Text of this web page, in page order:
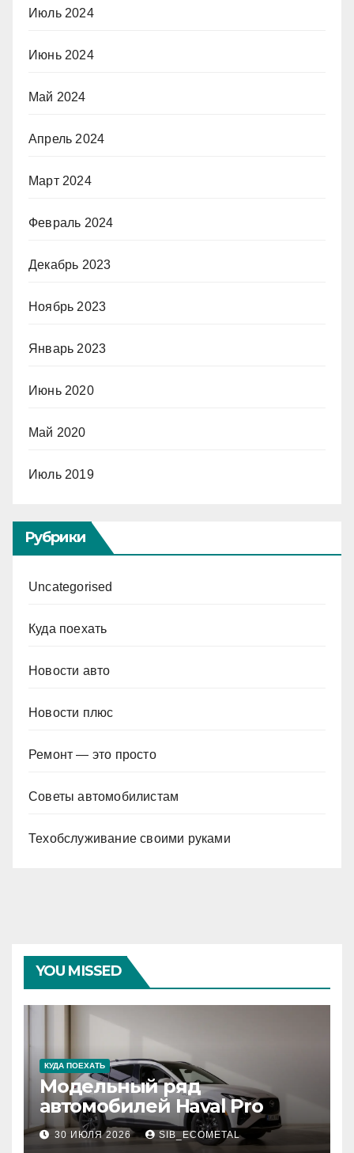
Июль 2024
Июнь 2024
Май 2024
Апрель 2024
Март 2024
Февраль 2024
Декабрь 2023
Ноябрь 2023
Январь 2023
Июнь 2020
Май 2020
Июль 2019
Рубрики
Uncategorised
Куда поехать
Новости авто
Новости плюс
Ремонт — это просто
Советы автомобилистам
Техобслуживание своими руками
YOU MISSED
КУДА ПОЕХАТЬ
Модельный ряд
автомобилей Haval Pro
30 ИЮЛЯ 2026 SIB_ECOMETAL